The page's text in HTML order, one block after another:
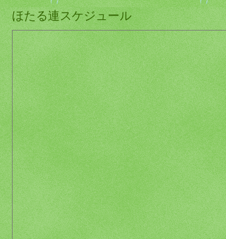
ほたる連スケジュール